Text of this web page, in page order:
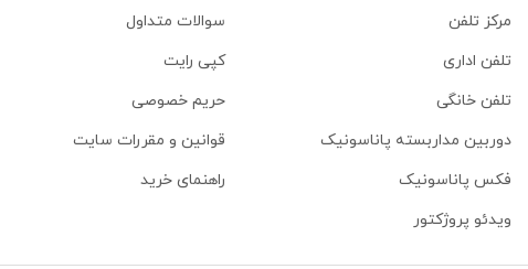
مرکز تلفن
تلفن اداری
تلفن خانگی
دوربین مداربسته پاناسونیک
فکس پاناسونیک
ویدئو پروژکتور
سوالات متداول
کپی رایت
حریم خصوصی
قوانین و مقررات سایت
راهنمای خرید